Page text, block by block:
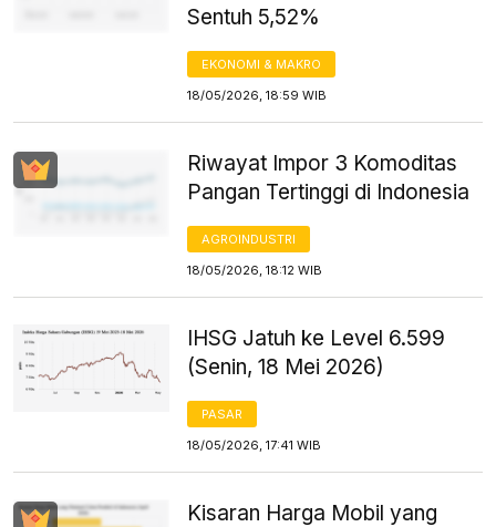
Sentuh 5,52%
EKONOMI & MAKRO
18/05/2026, 18:59 WIB
Riwayat Impor 3 Komoditas
Pangan Tertinggi di Indonesia
AGROINDUSTRI
18/05/2026, 18:12 WIB
IHSG Jatuh ke Level 6.599
(Senin, 18 Mei 2026)
PASAR
18/05/2026, 17:41 WIB
Kisaran Harga Mobil yang